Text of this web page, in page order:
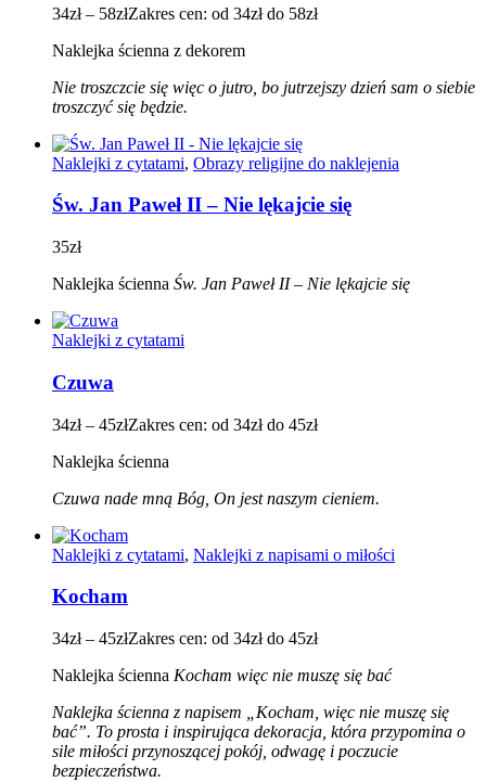
34zł – 58złZakres cen: od 34zł do 58zł
Naklejka ścienna z dekorem
Nie troszczcie się więc o jutro, bo jutrzejszy dzień sam o siebie
troszczyć się będzie.
Naklejki z cytatami, Obrazy religijne do naklejenia
Św. Jan Paweł II – Nie lękajcie się
35zł
Naklejka ścienna Św. Jan Paweł II – Nie lękajcie się
Naklejki z cytatami
Czuwa
34zł – 45złZakres cen: od 34zł do 45zł
Naklejka ścienna
Czuwa nade mną Bóg, On jest naszym cieniem.
Naklejki z cytatami, Naklejki z napisami o miłości
Kocham
34zł – 45złZakres cen: od 34zł do 45zł
Naklejka ścienna Kocham więc nie muszę się bać
Naklejka ścienna z napisem „Kocham, więc nie muszę się
bać”. To prosta i inspirująca dekoracja, która przypomina o
sile miłości przynoszącej pokój, odwagę i poczucie
bezpieczeństwa.